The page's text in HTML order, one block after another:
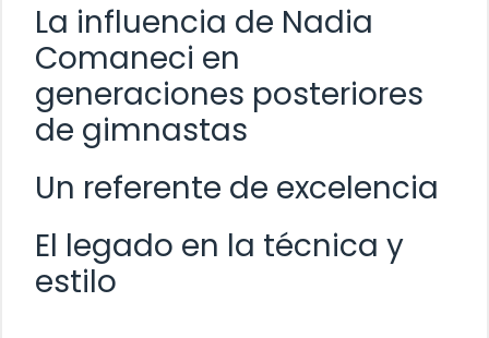
La influencia de Nadia
Comaneci en
generaciones posteriores
de gimnastas
Un referente de excelencia
El legado en la técnica y
estilo